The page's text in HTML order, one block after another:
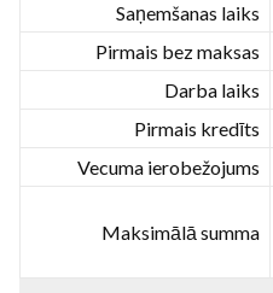
Saņemšanas laiks
Pirmais bez maksas
Darba laiks
Pirmais kredīts
Vecuma ierobežojums
Maksimālā summa